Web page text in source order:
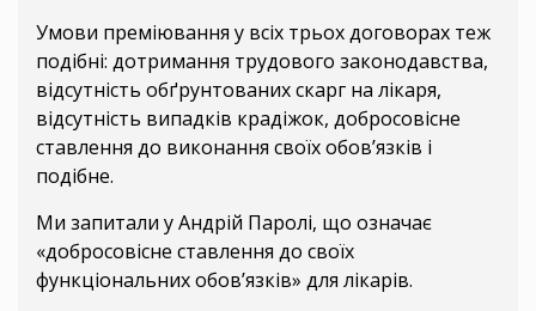
Умови преміювання у всіх трьох договорах теж
подібні: дотримання трудового законодавства,
відсутність обґрунтованих скарг на лікаря,
відсутність випадків крадіжок, добросовісне
ставлення до виконання своїх обов’язків і
подібне.
Ми запитали у Андрій Паролі, що означає
«добросовісне ставлення до своїх
функціональних обов’язків» для лікарів.